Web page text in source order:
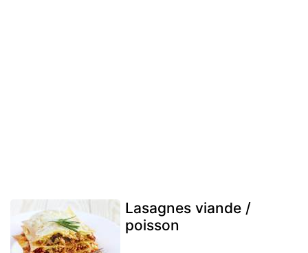
Lasagnes viande /
poisson